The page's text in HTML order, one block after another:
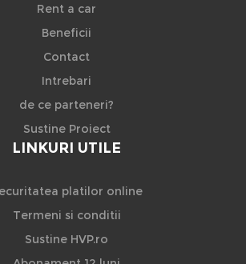
Rent a car
Beneficii
Contact
Intrebari
de ce parteneri?
Sustine Proiect
LINKURI UTILE
platilor online
Termeni si conditii
Sustine HVP.ro